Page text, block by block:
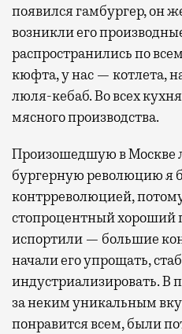
появился гамбургер, он
возникли его
распространились по
кюфта, у нас — котлета,
люля-кебаб. Во всех
мясного производства.
Произошедшую в Москве
бургерную революцию я
контрреволюцией,
стопроцентный хороший
испортили — большие
начали его упрощать,
индустриализировать. В
за неким уникальным
понравится всем, были